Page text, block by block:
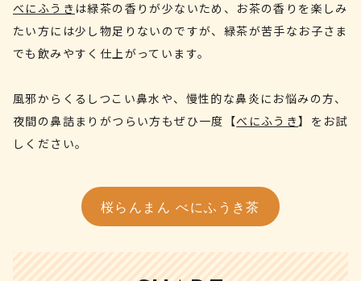
べにふうき は緑茶の香りが少ないため、お茶の香りを楽しみ
たい方には少し物足りないのですが、緑茶が苦手なお子さま
でも飲みやすく仕上がっています。
風邪からくるしつこい鼻水や、慢性的な鼻炎にお悩みの方、
夜間の鼻詰まりがつらい方もぜひ一度【べにふうき】をお試
しください。
桜らんまん べにふうき茶